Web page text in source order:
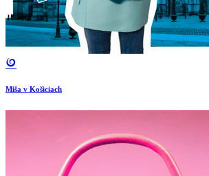
Miša v Košiciach